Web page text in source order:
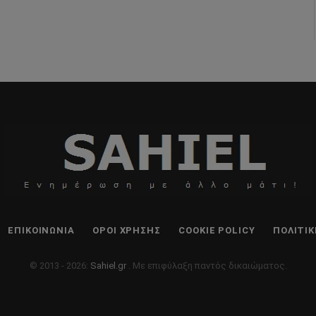
ΕΠΙΚΟΙΝΩΝΊΑ ΌΡΟΙ ΧΡΉΣΗΣ COOKIE POLICY
© 2013 - 2026: Sahiel.gr . Με επιφύλαξη παντός δικαιώματος.